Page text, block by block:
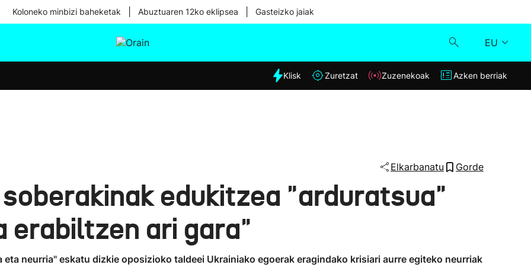
Koloneko minbizi baheketak Abuztuaren 12ko eklipsea Gasteizko jaiak
EU
Eguraldia
Klisk
Klisk Zuretzat Zuzenekoak Azken berriak
Elkarbanatu Gorde
edukitzea "arduratsua"
erabiltzen ari gara"
neurria" eskatu dizkie oposizioko taldeei Ukrainiako egoerak eragindako krisiari aurre egiteko neurriak